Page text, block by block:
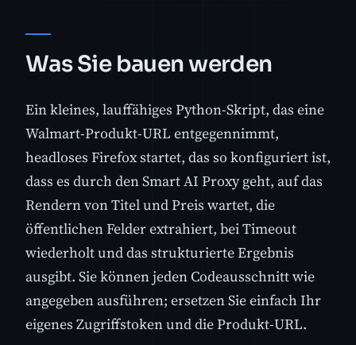
Was Sie bauen werden
Ein kleines, lauffähiges Python-Skript, das eine
Walmart-Produkt-URL entgegennimmt,
headloses Firefox startet, das so konfiguriert ist,
dass es durch den Smart AI Proxy geht, auf das
Rendern von Titel und Preis wartet, die
öffentlichen Felder extrahiert, bei Timeout
wiederholt und das strukturierte Ergebnis
ausgibt. Sie können jeden Codeausschnitt wie
angegeben ausführen; ersetzen Sie einfach Ihr
eigenes Zugriffstoken und die Produkt-URL.